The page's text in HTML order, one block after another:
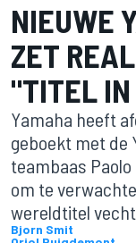
NIEUWE
ZET
"TITEL
Yamaha heeft
geboekt met de
teambaas
om te
wereldtitel vecht.
Bjorn Smit